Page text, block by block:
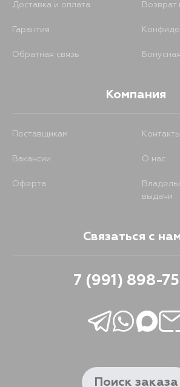
Доставка и оплата Возврат
Гарантия
Обратная связь
Компания
Поставщикам Контакты
Вакансии О нас
Оферта
выдачи
Связаться с
7 (991) 898-
Поиск заказа